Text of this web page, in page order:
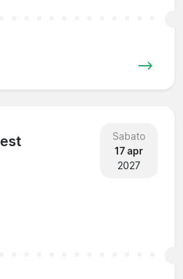
Sabato
17 apr
2027